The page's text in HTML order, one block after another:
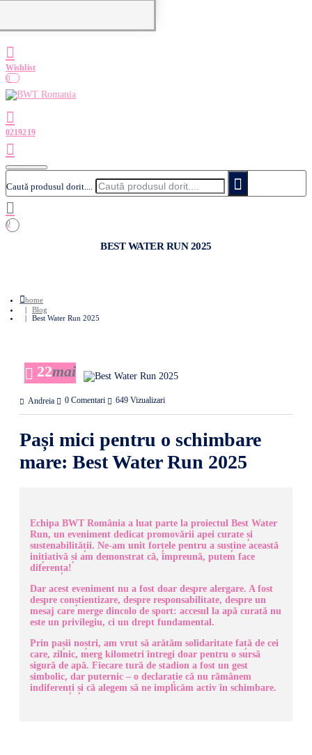
0
Caută produsul dorit....
0
BEST WATER RUN 2025
home
Blog
Best Water Run 2025
22mai
Andreia 0 Comentari 649 Vizualizari
Pași mici pentru o schimbare
mare: Best Water Run 2025
Echipa BWT România a luat parte la proiectul Best Water
Run, un eveniment dedicat promovării apei curate și
sustenabilității. Ne-am unit forțele pentru a susține această
inițiativă și am demonstrat că, împreună, putem face
diferența!
Dar acest eveniment nu a fost doar despre alergare. A fost
despre conștientizare, despre responsabilitate, despre un
mesaj care merge dincolo de sport: accesul la apă curată nu
este un privilegiu, ci un drept fundamental.
Prin pașii noștri, am vrut să arătăm solidaritate față de cei
care, zilnic, merg kilometri întregi doar pentru o sursă
sigură de apă. Fiecare tură de stadion a fost un gest
simbolic, dar puternic – o declarație că nu rămânem
indiferenți și că alegem să ne implicăm activ în schimbare.